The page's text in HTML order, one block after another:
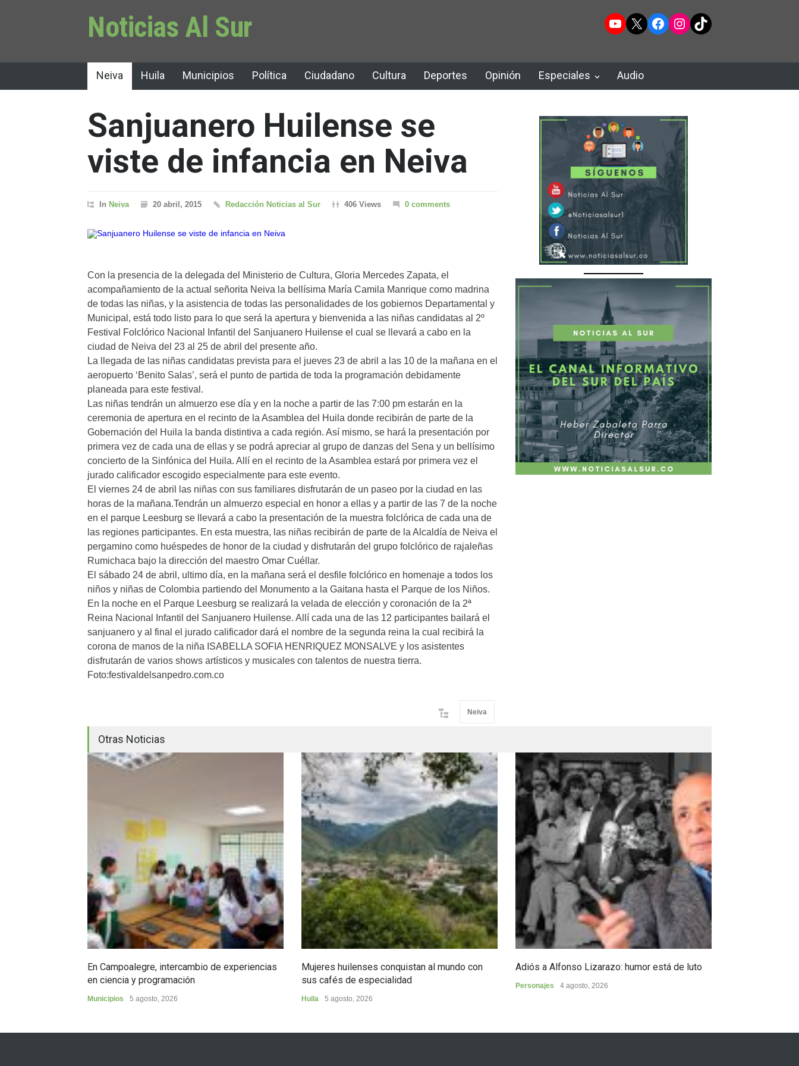
Noticias Al Sur YouTube
X Facebook
Instagram
TikTok
Neiva Huila Municipios Política Ciudadano Cultura Deportes Opinión Especiales Audio
Sanjuanero Huilense se
viste de infancia en Neiva
In Neiva 20 abril, 2015 Redacción Noticias al Sur 406 Views 0 comments
Con la presencia de la delegada del Ministerio de Cultura, Gloria Mercedes Zapata, el
acompañamiento de la actual señorita Neiva la bellísima María Camila Manrique como madrina
de todas las niñas, y la asistencia de todas las personalidades de los gobiernos Departamental y
Municipal, está todo listo para lo que será la apertura y bienvenida a las niñas candidatas al 2º
Festival Folclórico Nacional Infantil del Sanjuanero Huilense el cual se llevará a cabo en la
ciudad de Neiva del 23 al 25 de abril del presente año.
La llegada de las niñas candidatas prevista para el jueves 23 de abril a las 10 de la mañana en el
aeropuerto ‘Benito Salas’, será el punto de partida de toda la programación debidamente
planeada para este festival.
Las niñas tendrán un almuerzo ese día y en la noche a partir de las 7:00 pm estarán en la
ceremonia de apertura en el recinto de la Asamblea del Huila donde recibirán de parte de la
Gobernación del Huila la banda distintiva a cada región. Así mismo, se hará la presentación por
primera vez de cada una de ellas y se podrá apreciar al grupo de danzas del Sena y un bellísimo
concierto de la Sinfónica del Huila. Allí en el recinto de la Asamblea estará por primera vez el
jurado calificador escogido especialmente para este evento.
El viernes 24 de abril las niñas con sus familiares disfrutarán de un paseo por la ciudad en las
horas de la mañana.Tendrán un almuerzo especial en honor a ellas y a partir de las 7 de la noche
en el parque Leesburg se llevará a cabo la presentación de la muestra folclórica de cada una de
las regiones participantes. En esta muestra, las niñas recibirán de parte de la Alcaldía de Neiva el
pergamino como huéspedes de honor de la ciudad y disfrutarán del grupo folclórico de rajaleñas
Rumichaca bajo la dirección del maestro Omar Cuéllar.
El sábado 24 de abril, ultimo día, en la mañana será el desfile folclórico en homenaje a todos los
niños y niñas de Colombia partiendo del Monumento a la Gaitana hasta el Parque de los Niños.
En la noche en el Parque Leesburg se realizará la velada de elección y coronación de la 2ª
Reina Nacional Infantil del Sanjuanero Huilense. Allí cada una de las 12 participantes bailará el
sanjuanero y al final el jurado calificador dará el nombre de la segunda reina la cual recibirá la
corona de manos de la niña ISABELLA SOFIA HENRIQUEZ MONSALVE y los asistentes
disfrutarán de varios shows artísticos y musicales con talentos de nuestra tierra.
Foto:festivaldelsanpedro.com.co
Neiva
Otras Noticias
En Campoalegre, intercambio de experiencias
en ciencia y programación
Municipios 5 agosto, 2026
Mujeres huilenses conquistan al mundo con
sus cafés de especialidad
Huila 5 agosto, 2026
Adiós a Alfonso Lizarazo: humor está de luto
Personajes 4 agosto, 2026